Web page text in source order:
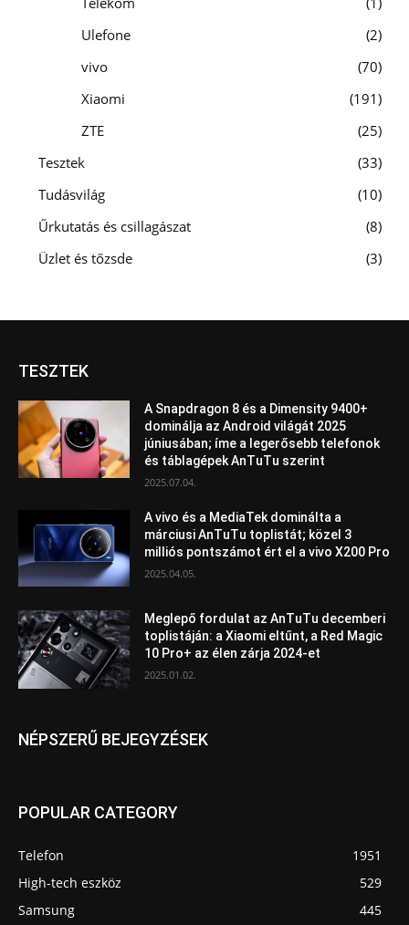
Ulefone
2
vivo
70
Xiaomi
191
ZTE
25
Tesztek
33
Tudásvilág
10
Űrkutatás és csillagászat
8
Üzlet és tőzsde
3
TESZTEK
A Snapdragon 8 és a Dimensity 9400+
dominálja az Android világát 2025
júniusában; íme a legerősebb telefonok
és táblagépek AnTuTu szerint
2025.07.04.
A vivo és a MediaTek dominálta a
márciusi AnTuTu toplistát; közel 3
milliós pontszámot ért el a vivo X200 Pro
2025.04.05.
Meglepő fordulat az AnTuTu decemberi
toplistáján: a Xiaomi eltűnt, a Red Magic
10 Pro+ az élen zárja 2024-et
2025.01.02.
NÉPSZERŰ BEJEGYZÉSEK
POPULAR CATEGORY
Telefon
1951
High-tech eszköz
529
Samsung
445